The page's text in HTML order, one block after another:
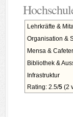
Lehrkräfte &
Organisation &
Mensa &
Bibliothek &
Infrastruktur
Rating: 2.5/5 (2